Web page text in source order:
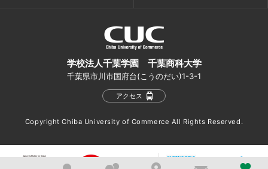
学校法人千葉学園 千葉商科大学
千葉県市川市国府台(こうのだい)1-3-1
アクセス
Copyright Chiba University of Commerce All Rights Reserved.